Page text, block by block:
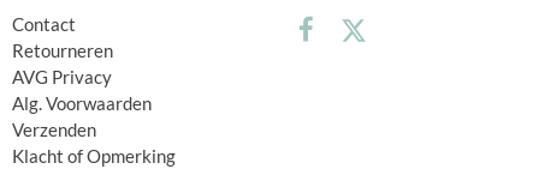
Contact
Retourneren
AVG Privacy
Alg. Voorwaarden
Verzenden
Klacht of Opmerking